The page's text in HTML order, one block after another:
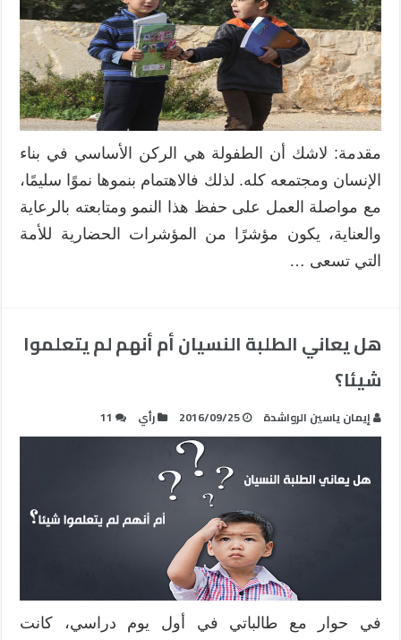
مقدمة: لاشك أن الطفولة هي الركن الأساسي في بناء
الإنسان ومجتمعه كله. لذلك فالاهتمام بنموها نموًا سليمًا،
مع مواصلة العمل على حفظ هذا النمو ومتابعته بالرعاية
والعناية، يكون مؤشرًا من المؤشرات الحضارية للأمة
التي تسعى …
هل يعاني الطلبة النسيان أم أنهم لم يتعلموا
شيئا؟
إيمان ياسين الرواشدة 2016/09/25 رأي 11
في حوار مع طالباتي في أول يوم دراسي، كانت